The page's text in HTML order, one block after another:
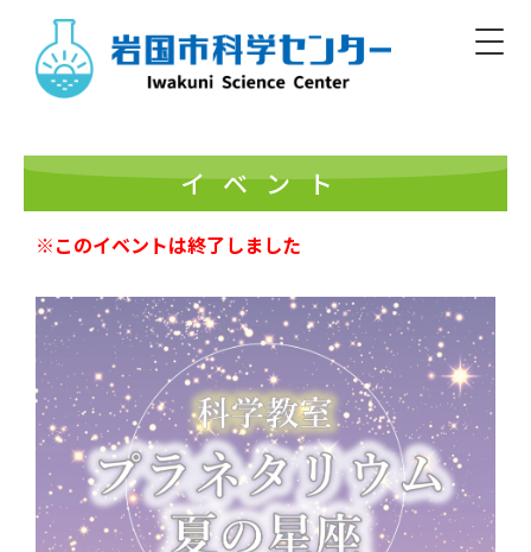
content
開館／9:00～17:00 休館／毎週月曜
文字 標準 大 色 白 黒
イベント
※このイベントは終了しました